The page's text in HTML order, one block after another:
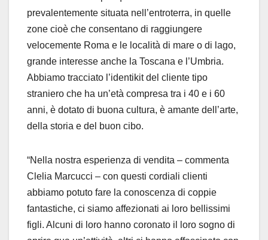
prevalentemente situata nell’entroterra, in quelle
zone cioè che consentano di raggiungere
velocemente Roma e le località di mare o di lago,
grande interesse anche la Toscana e l’Umbria.
Abbiamo tracciato l’identikit del cliente tipo
straniero che ha un’età compresa tra i 40 e i 60
anni, è dotato di buona cultura, è amante dell’arte,
della storia e del buon cibo.
“Nella nostra esperienza di vendita – commenta
Clelia Marcucci – con questi cordiali clienti
abbiamo potuto fare la conoscenza di coppie
fantastiche, ci siamo affezionati ai loro bellissimi
figli. Alcuni di loro hanno coronato il loro sogno di